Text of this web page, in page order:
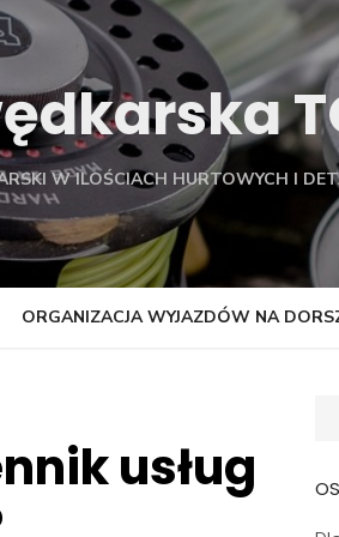
W ILOŚCIACH HURTOWYCH I
ORGANIZACJA WYJAZDÓW NA
usług